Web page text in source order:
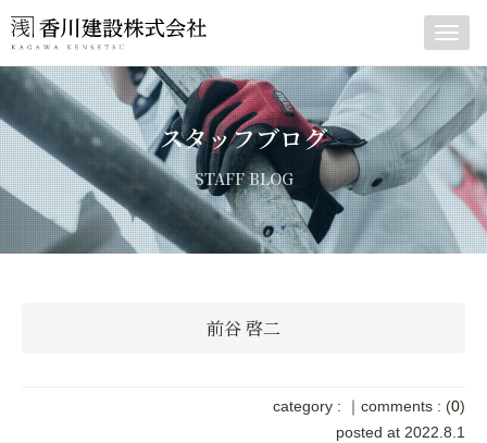
スタッフブログ
STAFF BLOG
前谷 啓二
category : ｜ comments : (0)
posted at 2022.8.1